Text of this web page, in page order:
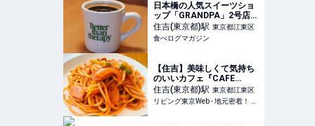
日本橋の人気スイーツショ
ップ「GRANDPA」2号店
は、地域の日常に溶け込む
日だまりのようなカフェ
（東京・住吉） | 食べログ
住吉(東京都)駅 東京都江東区
食べログマガジン
【住吉】美味しくて気持ち
のいいカフェ『CAFE
kichi（カフェ キチ）』へ
住吉(東京都)駅 東京都江東区
リビング東京Web - 地元密着！ 東京23区のグルメ、イベント、お出かけ、習い事情報